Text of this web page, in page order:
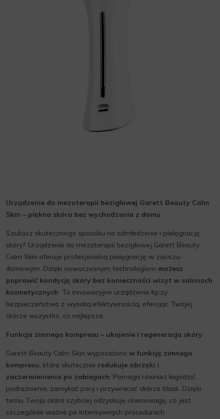
Urządzenie do mezoterapii bezigłowej Garett Beauty Calm
Skin – piękna skóra bez wychodzenia z domu
Szukasz skutecznego sposobu na odmłodzenie i pielęgnację
skóry? Urządzenie do mezoterapii bezigłowej Garett Beauty
Calm Skin oferuje profesjonalną pielęgnację w zaciszu
domowym. Dzięki nowoczesnym technologiom możesz
poprawić kondycję skóry bez konieczności wizyt w salonach
kosmetycznych. To innowacyjne urządzenie łączy
bezpieczeństwo z wysoką efektywnością, oferując Twojej
skórze wszystko, co najlepsze.
Funkcja zimnego kompresu – ukojenie i regeneracja skóry
Garett Beauty Calm Skin wyposażono w funkcję zimnego
kompresu, która skutecznie redukuje obrzęki i
zaczerwienienia po zabiegach. Pomaga również łagodzić
podrażnienia, zamykać pory i przywracać skórze blask. Dzięki
temu Twoja skóra szybciej odzyskuje równowagę, co jest
szczególnie ważne po intensywnych procedurach